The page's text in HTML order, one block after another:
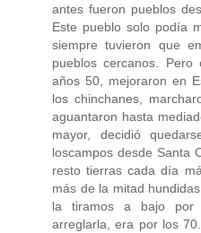
antes fueron pueblos
Este pueblo solo podía
siempre tuvieron que
pueblos cercanos. Pero
años 50, mejoraron en
los chinchanes,
aguantaron hasta
mayor, decidió
loscampos desde Santa
resto tierras cada día
más de la mitad
la tiramos a bajo por
arreglarla, era por los